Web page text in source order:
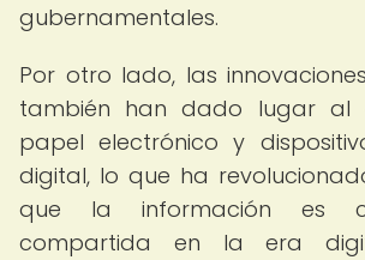
gubernamentales.
Por otro lado, las
también han dado lugar al
papel electrónico y
digital, lo que ha
que la información es
compartida en la era